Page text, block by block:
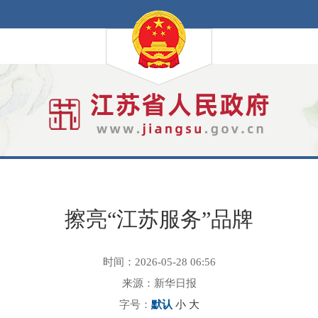
擦亮“江苏服务”品牌
时间：2026-05-28 06:56
来源：新华日报
字号： 默认 小 大